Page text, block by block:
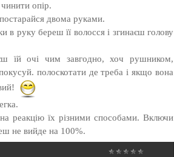
опір.
двома руками.
в руку береш її волосся і згинаєш голову
їй очі чим завгодно, хоч рушником,
полоскотати де треба і якщо вона
реакцію їх різними способами. Включи
не вийде на 100%.